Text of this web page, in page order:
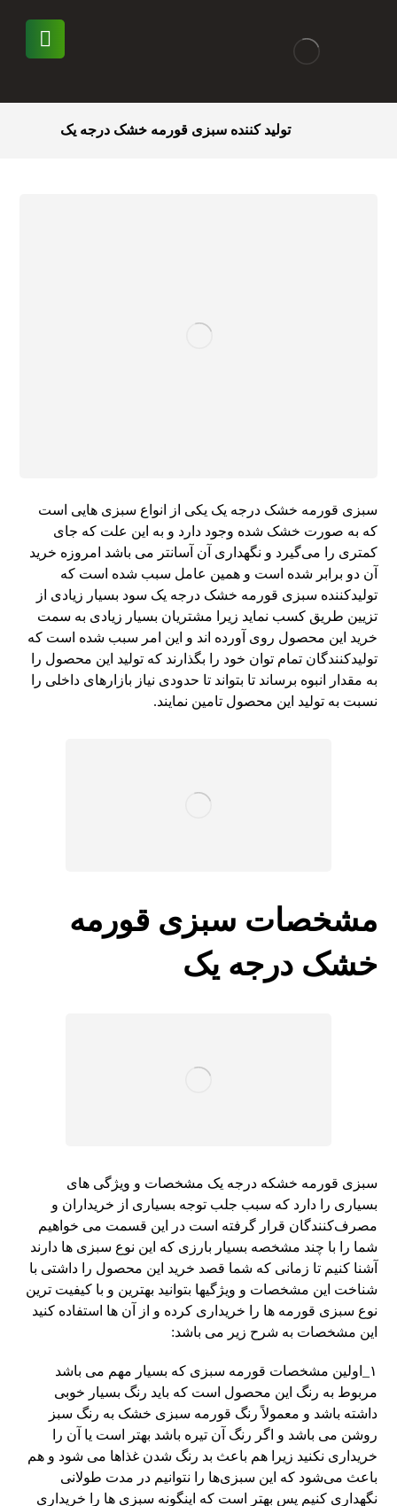
تولید کننده سبزی قورمه خشک درجه یک
سبزی قورمه خشک درجه یک یکی از انواع سبزی هایی است
که به صورت خشک شده وجود دارد و به این علت که جای
کمتری را می‌گیرد و نگهداری آن آسانتر می باشد امروزه خرید
آن دو برابر شده است و همین عامل سبب شده است که
تولیدکننده سبزی قورمه خشک درجه یک سود بسیار زیادی از
تزیین طریق کسب نماید زیرا مشتریان بسیار زیادی به سمت
خرید این محصول روی آورده اند و این امر سبب شده است که
تولیدکنندگان تمام توان خود را بگذارند که تولید این محصول را
به مقدار انبوه برساند تا بتواند تا حدودی نیاز بازارهای داخلی را
نسبت به تولید این محصول تامین نمایند.
مشخصات سبزی قورمه
خشک درجه یک
سبزی قورمه خشکه درجه یک مشخصات و ویژگی های
بسیاری را دارد که سبب جلب توجه بسیاری از خریداران و
مصرف‌کنندگان قرار گرفته است در این قسمت می خواهیم
شما را با چند مشخصه بسیار بارزی که این نوع سبزی ها دارند
آشنا کنیم تا زمانی که شما قصد خرید این محصول را داشتی با
شناخت این مشخصات و ویژگیها بتوانید بهترین و با کیفیت ترین
نوع سبزی قورمه ها را خریداری کرده و از آن ها استفاده کنید
این مشخصات به شرح زیر می باشد:
۱_اولین مشخصات قورمه سبزی که بسیار مهم می باشد
مربوط به رنگ این محصول است که باید رنگ بسیار خوبی
داشته باشد و معمولاً رنگ قورمه سبزی خشک به رنگ سبز
روشن می باشد و اگر رنگ آن تیره باشد بهتر است یا آن را
خریداری نکنید زیرا هم باعث بد رنگ شدن غذاها می شود و هم
باعث می‌شود که این سبزی‌ها را نتوانیم در مدت طولانی
نگهداری کنیم پس بهتر است که اینگونه سبزی ها را خریداری